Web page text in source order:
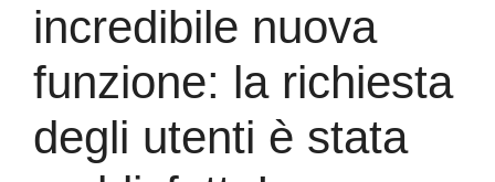
incredibile nuova
funzione: la richiesta
degli utenti è stata